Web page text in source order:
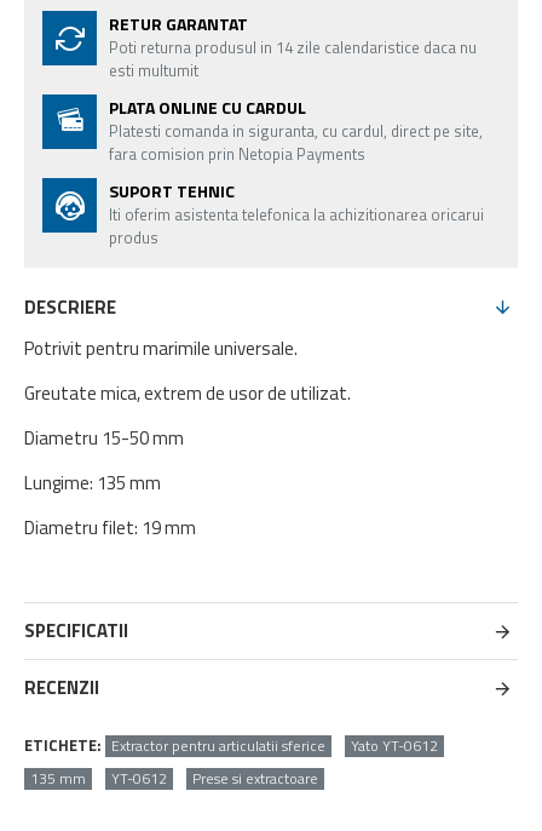
RETUR GARANTAT
Poti returna produsul in 14 zile calendaristice daca nu
esti multumit
PLATA ONLINE CU CARDUL
Platesti comanda in siguranta, cu cardul, direct pe site,
fara comision prin Netopia Payments
SUPORT TEHNIC
Iti oferim asistenta telefonica la achizitionarea oricarui
produs
DESCRIERE
Potrivit pentru marimile universale.
Greutate mica, extrem de usor de utilizat.
Diametru 15-50 mm
Lungime: 135 mm
Diametru filet: 19 mm
SPECIFICATII
RECENZII
ETICHETE: Extractor pentru articulatii sferice
Yato YT-0612
135 mm
YT-0612 Prese si extractoare